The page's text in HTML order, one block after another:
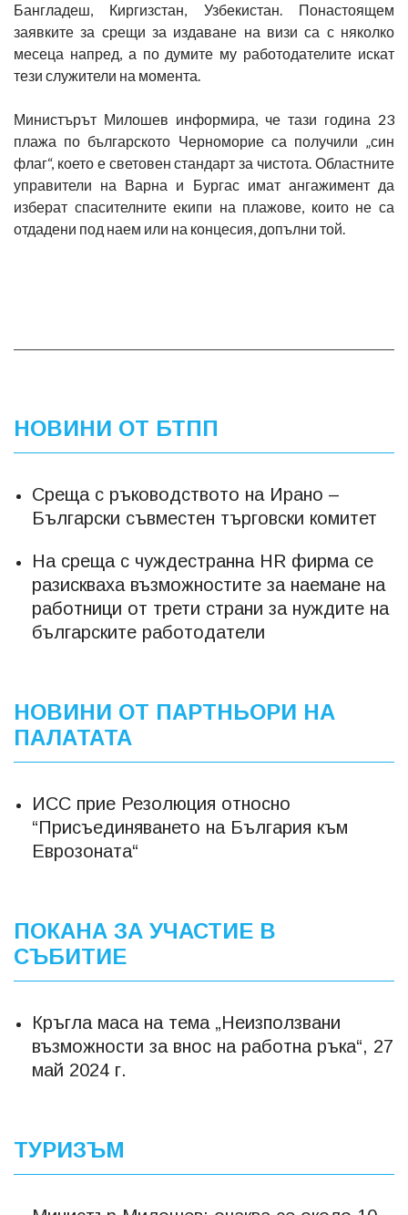
Бангладеш, Киргизстан, Узбекистан. Понастоящем
заявките за срещи за издаване на визи са с няколко
месеца напред, а по думите му работодателите искат
тези служители на момента.
Министърът Милошев информира, че тази година 23
плажа по българското Черноморие са получили „син
флаг“, което е световен стандарт за чистота. Областните
управители на Варна и Бургас имат ангажимент да
изберат спасителните екипи на плажове, които не са
отдадени под наем или на концесия, допълни той.
НОВИНИ ОТ БТПП
Среща с ръководството на Ирано –
Български съвместен търговски комитет
На среща с чуждестранна HR фирма се
разискваха възможностите за наемане на
работници от трети страни за нуждите на
българските работодатели
НОВИНИ ОТ ПАРТНЬОРИ НА
ПАЛАТАТА
ИСС прие Резолюция относно
“Присъединяването на България към
Еврозоната“
ПОКАНА ЗА УЧАСТИЕ В
СЪБИТИЕ
Кръгла маса на тема „Неизползвани
възможности за внос на работна ръка“, 27
май 2024 г.
ТУРИЗЪМ